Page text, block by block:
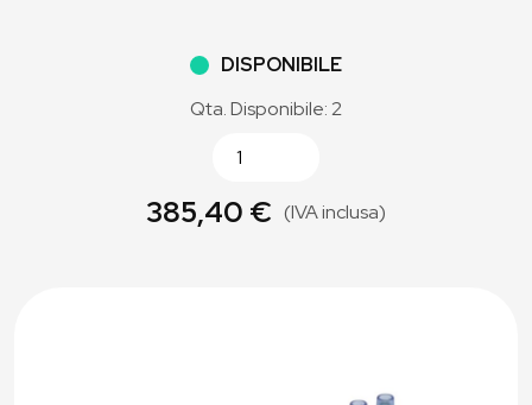
DISPONIBILE
Qta. Disponibile: 2
385,40 € (IVA inclusa)